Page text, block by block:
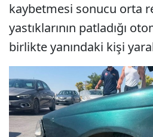
kaybetmesi sonucu orta
yastıklarının patladığı
birlikte yanındaki kişi